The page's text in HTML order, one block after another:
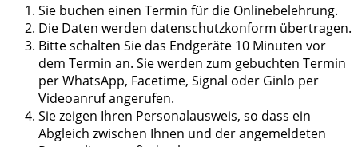
Sie buchen einen Termin für die Onlinebelehrung.
Die Daten werden datenschutzkonform übertragen.
Bitte schalten Sie das Endgeräte 10 Minuten vor
dem Termin an. Sie werden zum gebuchten Termin
per WhatsApp, Facetime, Signal oder Ginlo per
Videoanruf angerufen.
Sie zeigen Ihren Personalausweis, so dass ein
Abgleich zwischen Ihnen und der angemeldeten